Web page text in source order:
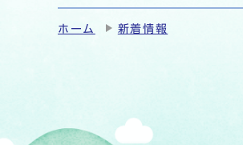
ホーム 新着情報